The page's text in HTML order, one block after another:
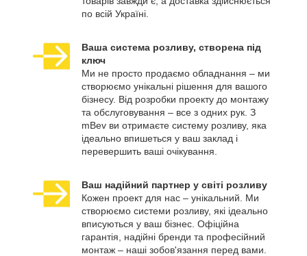
по всій Україні.
Ваша система розливу, створена під
ключ
Ми не просто продаємо обладнання – ми
створюємо унікальні рішення для вашого
бізнесу. Від розробки проекту до монтажу
та обслуговування – все з одних рук. З
mBev ви отримаєте систему розливу, яка
ідеально впишеться у ваш заклад і
перевершить ваші очікування.
Ваш надійний партнер у світі розливу
Кожен проект для нас – унікальний. Ми
створюємо системи розливу, які ідеально
вписуються у ваш бізнес. Офіційна
гарантія, надійні бренди та професійний
монтаж – наші зобов'язання перед вами.